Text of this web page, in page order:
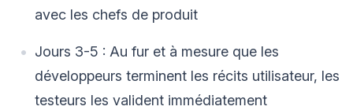
avec les chefs de produit
Jours 3-5 : Au fur et à mesure que les
développeurs terminent les récits utilisateur, les
testeurs les valident immédiatement